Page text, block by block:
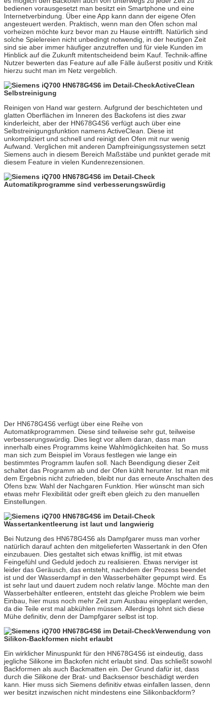
bedienen vorausgesetzt man besitzt ein Smartphone und eine
Internetverbindung. Über eine App kann dann der eigene Ofen
angesteuert werden. Praktisch, wenn man den Ofen schon mal
vorheizen möchte kurz bevor man zu Hause eintrifft. Natürlich sind
solche Spielereien nicht unbedingt notwendig, in der heutigen Zeit
sind sie aber immer häufiger anzutreffen und für viele Kunden im
Hinblick auf die Zukunft mitentscheidend beim Kauf. Technik-affine
Nutzer bewerten das Feature auf alle Fälle äußerst positiv und Kritik
hierzu sucht man im Netz vergeblich.
ActiveClean
Selbstreinigung
Reinigen von Hand war gestern. Aufgrund der beschichteten und
glatten Oberflächen im Inneren des Backofens ist dies zwar
kinderleicht, aber der HN678G4S6 verfügt auch über eine
Selbstreinigungsfunktion namens ActiveClean. Diese ist
unkompliziert und schnell und reinigt den Ofen mit nur wenig
Aufwand. Verglichen mit anderen Dampfreinigungssystemen setzt
Siemens auch in diesem Bereich Maßstäbe und punktet gerade mit
diesem Feature in vielen Kundenrezensionen.
Automatikprogramme sind verbesserungswürdig
Der HN678G4S6 verfügt über eine Reihe von
Automatikprogrammen. Diese sind teilweise sehr gut, teilweise
verbesserungswürdig. Dies liegt vor allem daran, dass man
innerhalb eines Programms keine Wahlmöglichkeiten hat. So muss
man sich zum Beispiel im Voraus festlegen wie lange ein
bestimmtes Programm laufen soll. Nach Beendigung dieser Zeit
schaltet das Programm ab und der Ofen kühlt herunter. Ist man mit
dem Ergebnis nicht zufrieden, bleibt nur das erneute Anschalten des
Ofens bzw. Wahl der Nachgaren Funktion. Hier wünscht man sich
etwas mehr Flexibilität oder greift eben gleich zu den manuellen
Einstellungen.
Wassertankentleerung ist laut und langwierig
Bei Nutzung des HN678G4S6 als Dampfgarer muss man vorher
natürlich darauf achten den mitgelieferten Wassertank in den Ofen
einzubauen. Dies gestaltet sich etwas knifflig, ist mit etwas
Feingefühl und Geduld jedoch zu realisieren. Etwas nerviger ist
leider das Geräusch, das entsteht, nachdem der Prozess beendet
ist und der Wasserdampf in den Wasserbehälter gepumpt wird. Es
ist sehr laut und dauert zudem noch relativ lange. Möchte man den
Wasserbehälter entleeren, entsteht das gleiche Problem wie beim
Einbau, hier muss noch mehr Zeit zum Ausbau eingeplant werden,
da die Teile erst mal abkühlen müssen. Allerdings lohnt sich diese
Mühe definitiv, denn der Dampfgarer selbst ist top.
Verwendung von
Silikon-Backformen nicht erlaubt
Ein wirklicher Minuspunkt für den HN678G4S6 ist eindeutig, dass
jegliche Silikone im Backofen nicht erlaubt sind. Das schließt sowohl
Backformen als auch Backmatten ein. Der Grund dafür ist, dass
durch die Silikone der Brat- und Backsensor beschädigt werden
kann. Hier muss sich Siemens definitiv etwas einfallen lassen, denn
wer besitzt inzwischen nicht mindestens eine Silikonbackform?